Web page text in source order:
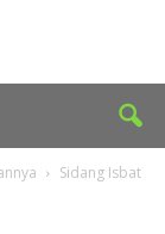
Sidang Isbat